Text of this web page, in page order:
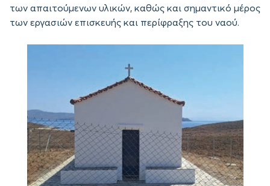
των απαιτούμενων υλικών, καθώς και σημαντικό μέρος
των εργασιών επισκευής και περίφραξης του ναού.